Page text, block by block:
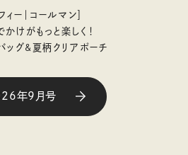
フィー｜コールマン］
けがもっと楽しく！
ッグ&夏柄クリアポーチ
年9月号